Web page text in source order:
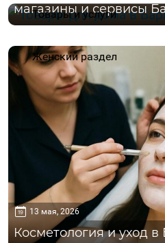
Товары и услуги
магазины и сервисы
Женский раздел
13 мая, 2026
Косметология и уход